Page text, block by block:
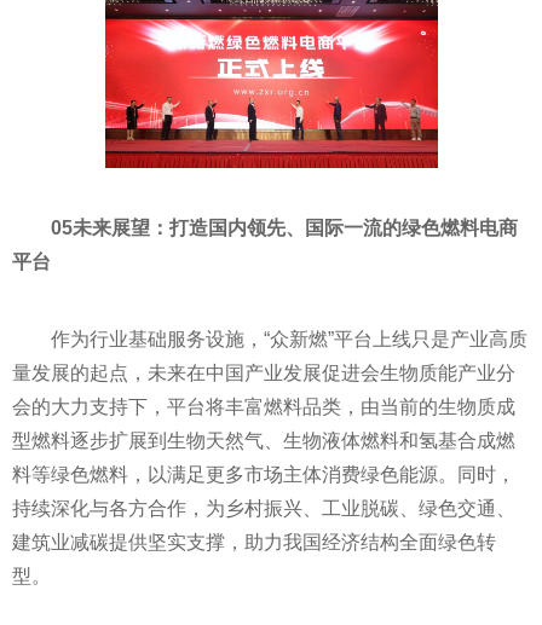
05未来展望：打造国内领先、国际一流的绿色燃料电商
平台
作为行业基础服务设施，“众新燃”平台上线只是产业高质
量发展的起点，未来在中国产业发展促进会生物质能产业分
会的大力支持下，平台将丰富燃料品类，由当前的生物质成
型燃料逐步扩展到生物天然气、生物液体燃料和氢基合成燃
料等绿色燃料，以满足更多市场主体消费绿色能源。同时，
持续深化与各方合作，为乡村振兴、工业脱碳、绿色交通、
建筑业减碳提供坚实支撑，助力我国经济结构全面绿色转
型。